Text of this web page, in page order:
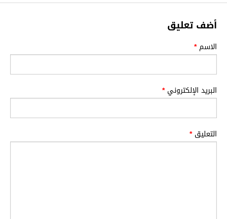
أضف تعليق
الاسم*
البريد الإلكتروني*
التعليق*